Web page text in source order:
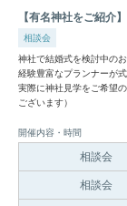
【有名神社をご紹介
相談会
神社で結婚式を検討中のお
経験豊富なプランナーが
実際に神社見学をご希望
ございます）
開催内容・時間
相談会
相談会